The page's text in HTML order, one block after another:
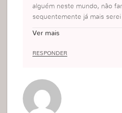
alguém neste mundo, não
sequentemente já mais
Ver mais
RESPONDER